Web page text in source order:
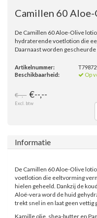
Camillen 60
De Camillen 60 Aloe-Olive
hydraterende voetlotion die
Daarnaast worden
Artikelnummer:
Beschikbaarheid:
Op
€--,-- €--,--
Excl. btw
Informatie
De Camillen 60 Aloe-Olive
voetlotion die eeltvorming
hielen geheeld. Dankzij de
Aloë-vera word de huid
trekt snel in en laat geen vettig
Kamille olie, shea-butter en